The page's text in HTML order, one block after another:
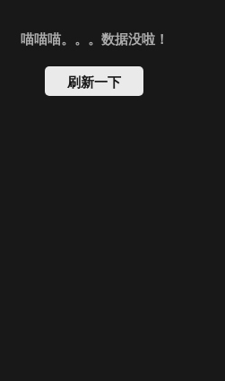
喵喵喵。。。数据没啦！
刷新一下